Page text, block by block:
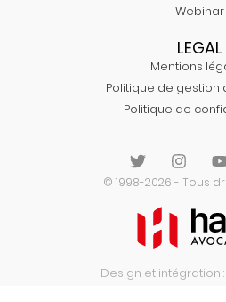
Webinar
LEGAL
Mentions
Politique de gestion
Politique de
© 1998-2026 - Tous
Design et intégration :